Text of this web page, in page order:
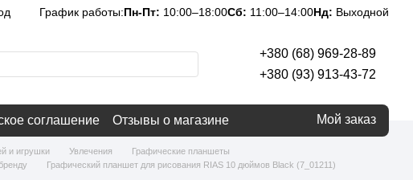
График работы:Пн-Пт: 10:00–18:00Сб: 11:00–14:00Нд: Выходной
+380 (68) 969-28-89
+380 (93) 913-43-72
соглашение Отзывы о магазине Мой заказ
и игрушки Увлечения
Графические планшеты
Графический планшет для рисования RIAS 10 дюймов Black (7_01211)